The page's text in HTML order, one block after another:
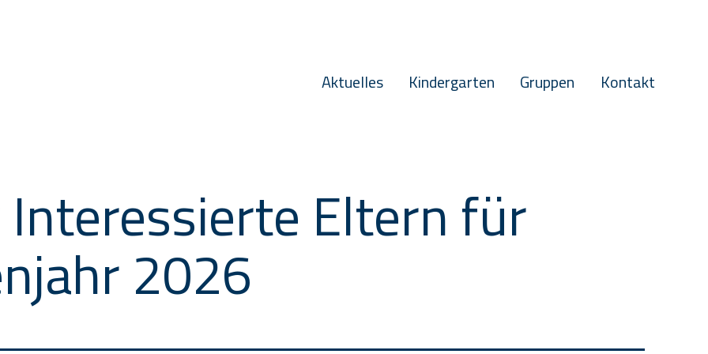
Aktuelles Kindergarten Gruppen Kontakt
Eltern für
2026